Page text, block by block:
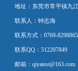
地址：东莞市常平镇九
联系人：钟志海
联系方式：0769-
联系QQ：512207849
邮箱：qiyatest@163.com